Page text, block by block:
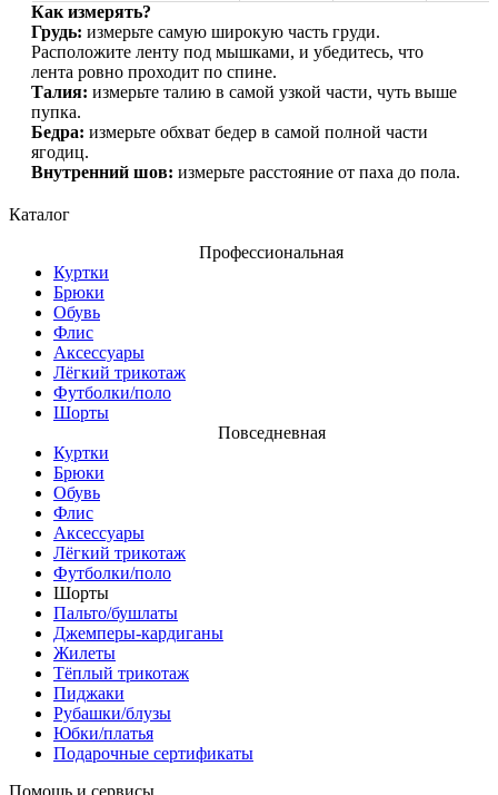
Как измерять?
Грудь: измерьте самую широкую часть груди.
Расположите ленту под мышками, и убедитесь, что
лента ровно проходит по спине.
Талия: измерьте талию в самой узкой части, чуть выше
пупка.
Бедра: измерьте обхват бедер в самой полной части
ягодиц.
Внутренний шов: измерьте расстояние от паха до пола.
Каталог
Профессиональная
Куртки
Брюки
Обувь
Флис
Аксессуары
Лёгкий трикотаж
Футболки/поло
Шорты
Повседневная
Куртки
Брюки
Обувь
Флис
Аксессуары
Лёгкий трикотаж
Футболки/поло
Шорты
Пальто/бушлаты
Джемперы-кардиганы
Жилеты
Тёплый трикотаж
Пиджаки
Рубашки/блузы
Юбки/платья
Подарочные сертификаты
Помощь и сервисы